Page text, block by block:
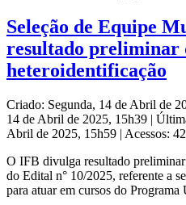
Seleção de Equipe
resultado preliminar
heteroidentificação
Criado: Segunda, 14 de Abril de
14 de Abril de 2025, 15h39 |
Abril de 2025, 15h59 | Acessos:
O IFB divulga resultado
do Edital n° 10/2025, referente a
para atuar em cursos do